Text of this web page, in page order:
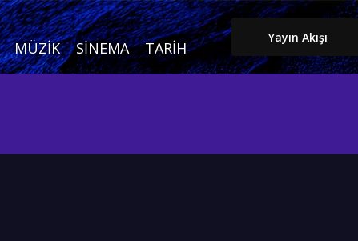
MÜZIK SINEMA TARIH
Yayın Akışı